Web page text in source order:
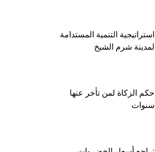
استراتيجية التنمية المستدامة
لمدينة شرم الشيخ
حكم الزكاة لمن تأخر عنها
سنوات